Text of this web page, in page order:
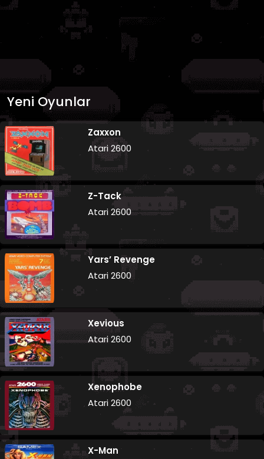
Yeni Oyunlar
Zaxxon
Atari 2600
Z-Tack
Atari 2600
Yars’ Revenge
Atari 2600
Xevious
Atari 2600
Xenophobe
Atari 2600
X-Man